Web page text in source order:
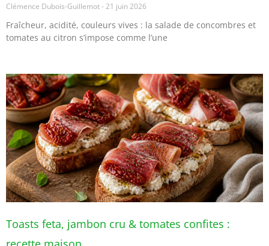
Clémence Dubois-Guillemot 21 juin 2026
Fraîcheur, acidité, couleurs vives : la salade de concombres et
tomates au citron s’impose comme l’une
Toasts feta, jambon cru & tomates confites :